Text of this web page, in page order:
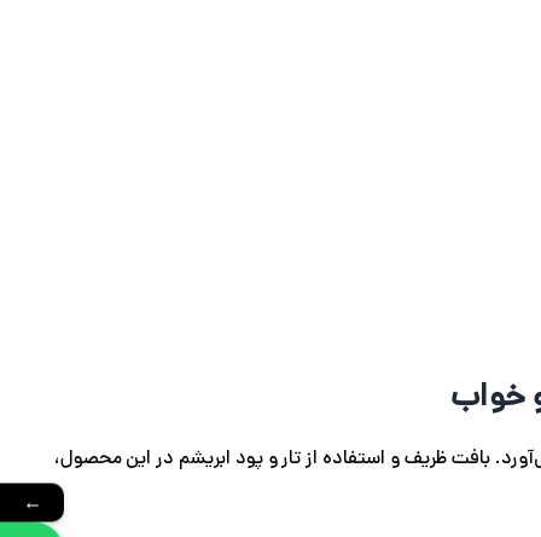
خواب
بافت ظریف و استفاده از تار و پود ابریشم در این محصول،
←